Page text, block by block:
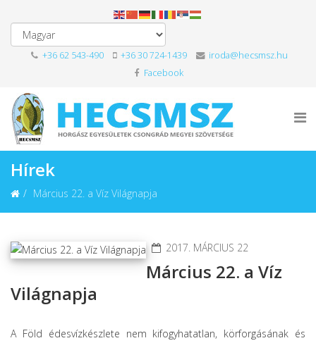
+36 62 543-490 +36 30 724-1439
iroda@hecsmsz.hu
Facebook
Hírek
Március 22. a Víz Világnapja
2017. MÁRCIUS 22
Március 22. a Víz
Világnapja
A Föld édesvízkészlete nem kifogyhatatlan, körforgásának és